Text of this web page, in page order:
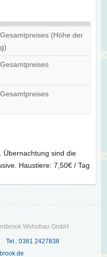
(Höhe der
Übernachtung sind die
Haustiere: 7,50€ / Tag
Wohnbau GmbH.
Tel.: 0381 2427838